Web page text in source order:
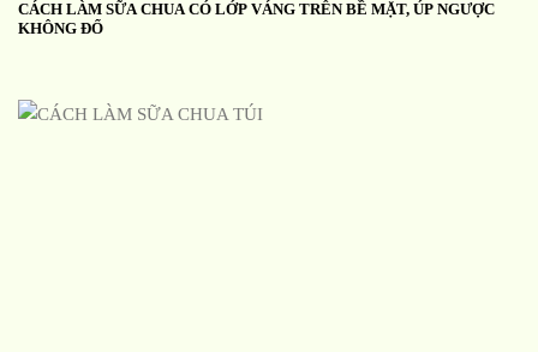
CÁCH LÀM SỮA CHUA CÓ LỚP VÁNG TRÊN BỀ MẶT, ÚP NGƯỢC
KHÔNG ĐỔ